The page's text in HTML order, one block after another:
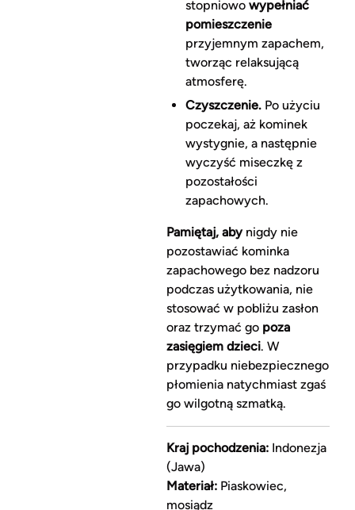
stopniowo wypełniać
pomieszczenie
przyjemnym zapachem,
tworząc relaksującą
atmosferę.
Czyszczenie.Po użyciu
poczekaj, aż kominek
wystygnie, a następnie
wyczyść miseczkę z
pozostałości
zapachowych.
Pamiętaj, abynigdy nie
pozostawiać kominka
zapachowego bez nadzoru
podczas użytkowania, nie
stosować w pobliżu zasłon
oraz trzymać go poza
zasięgiem dzieci. W
przypadku niebezpiecznego
płomienia natychmiast zgaś
go wilgotną szmatką.
Kraj pochodzenia:Indonezja
(Jawa)
Materiał:Piaskowiec,
mosiądz